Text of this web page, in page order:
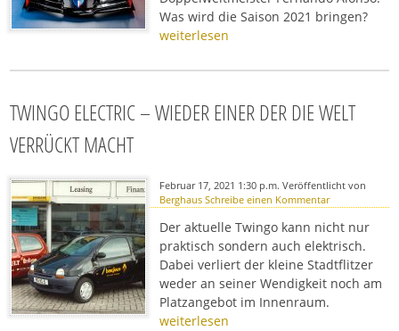
Was wird die Saison 2021 bringen?
weiterlesen
TWINGO ELECTRIC – WIEDER EINER DER DIE WELT
VERRÜCKT MACHT
Februar 17, 2021 1:30 p.m. Veröffentlicht von
Berghaus Schreibe einen Kommentar
Der aktuelle Twingo kann nicht nur
praktisch sondern auch elektrisch.
Dabei verliert der kleine Stadtflitzer
weder an seiner Wendigkeit noch am
Platzangebot im Innenraum.
weiterlesen